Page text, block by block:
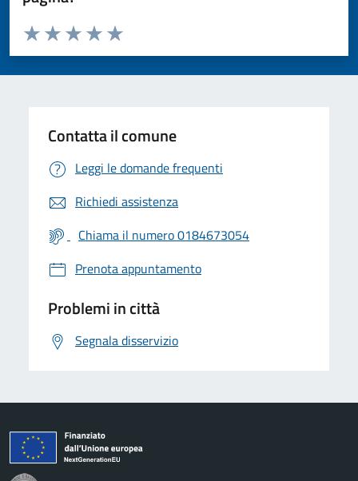
Valuta da 1 a 5 stelle la pagina
Valuta 5 stelle su 5
Valuta 4 stelle su 5
Valuta 3 stelle su 5
Valuta 2 stelle su 5
Valuta 1 stelle su 5
Contatta il comune
Leggi le domande frequenti
Richiedi assistenza
Chiama il numero 0184673054
Prenota appuntamento
Problemi in città
Segnala disservizio